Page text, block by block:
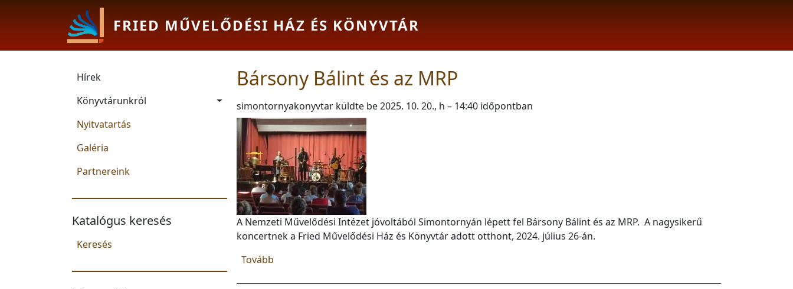
FRIED MŰVELŐDÉSI HÁZ ÉS KÖNYVTÁR
Main navigation
Hírek
Könyvtárunkról
Nyitvatartás
Galéria
Partnereink
Katalógus keresés
Keresés
Bársony Bálint és az MRP
simontornyakonyvtar küldte be2025. 10. 20., h – 14:40 időpontban
A Nemzeti Művelődési Intézet jóvoltából Simontornyán lépett fel Bársony Bálint és az MRP. A nagysikerű
koncertnek a Fried Művelődési Ház és Könyvtár adott otthont, 2024. július 26-án.
Tovább